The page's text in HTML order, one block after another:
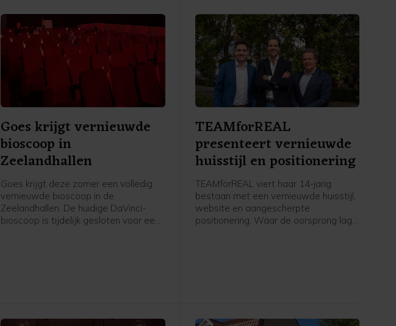
Goes krijgt vernieuwde
bioscoop in
Zeelandhallen
Goes krijgt deze zomer een volledig
vernieuwde bioscoop in de
Zeelandhallen. De huidige DaVinci-
bioscoop is tijdelijk gesloten voor een
nieuwe schermen, een geavanceerd
TEAMforREAL
presenteert vernieuwde
huisstijl en positionering
TEAMforREAL viert haar 14-jarig
bestaan met een vernieuwde huisstijl,
website en aangescherpte
positionering. Waar de oorsprong lag